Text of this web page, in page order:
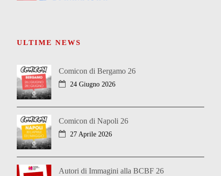
ULTIME NEWS
Comicon di Bergamo 26
24 Giugno 2026
Comicon di Napoli 26
27 Aprile 2026
Autori di Immagini alla BCBF 26